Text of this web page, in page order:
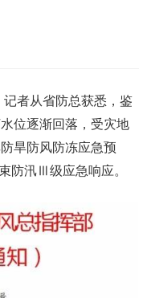
者从省防总获悉，鉴
位逐渐回落，受灾地
旱防风防冻应急预
防汛Ⅲ级应急响应。